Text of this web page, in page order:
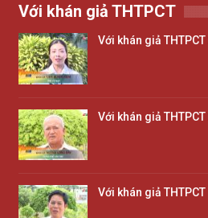
Với khán giả THTPCT
Với khán giả
Với khán giả
Với khán giả